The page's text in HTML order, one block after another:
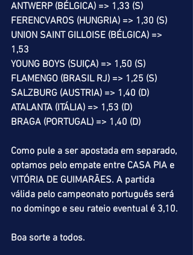
ANTWERP (BÉLGICA) => 1,33 (S)
FERENCVAROS (HUNGRIA) => 1,30 (S)
UNION SAINT GILLOISE (BÉLGICA) =>
1,53
YOUNG BOYS (SUIÇA) => 1,50 (S)
FLAMENGO (BRASIL RJ) => 1,25 (S)
SALZBURG (AUSTRIA) => 1,40 (D)
ATALANTA (ITÁLIA) => 1,53 (D)
BRAGA (PORTUGAL) => 1,40 (D)
Como pule a ser apostada em separado,
optamos pelo empate entre CASA PIA e
VITÓRIA DE GUIMARÃES. A partida
válida pelo campeonato português será
no domingo e seu rateio eventual é 3,10.
Boa sorte a todos.